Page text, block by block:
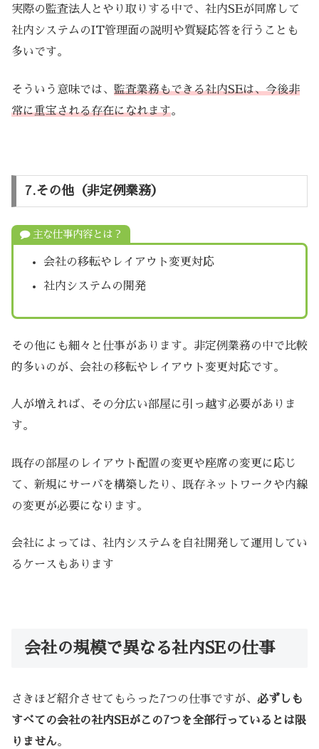
実際の監査法人とやり取りする中で、社内SEが同席して
社内システムのIT管理面の説明や質疑応答を行うことも
多いです。
そういう意味では、 監査業務もできる社内SEは、今後非
常に重宝される存在になれます。
7.その他（非定例業務）
主な仕事内容とは？
会社の移転やレイアウト変更対応
社内システムの開発
その他にも細々と仕事があります。非定例業務の中で比較
的多いのが、会社の移転やレイアウト変更対応です。
人が増えれば、その分広い部屋に引っ越す必要がありま
す。
既存の部屋のレイアウト配置の変更や座席の変更に応じ
て、新規にサーバを構築したり、既存ネットワークや内線
の変更が必要になります。
会社によっては、社内システムを自社開発して運用してい
るケースもあります
会社の規模で異なる社内SEの仕事
さきほど紹介させてもらった7つの仕事ですが、 必ずしも
すべての会社の社内SEがこの7つを全部行っているとは限
りません。